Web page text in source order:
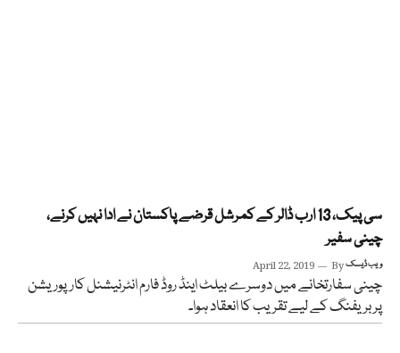
سی پیک، 13 ارب ڈالر کے کمرشل قرضے پاکستان نے ادا نہیں کرنے،
چینی سفیر
April 22, 2019 Byویب ڈیسک
چینی سفارتخانے میں دوسرے بیلٹ اینڈ روڈ فارم انٹرنیشنل کارپوریشن
پر بریفنگ کے لیے تقریب کا انعقاد ہوا۔